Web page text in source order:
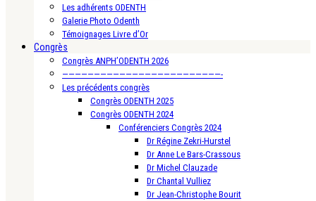
Les adhérents ODENTH
Galerie Photo Odenth
Témoignages Livre d’Or
Congrès
Congrès ANPH’ODENTH 2026
—————————————————————————-
Les précédents congrès
Congrès ODENTH 2025
Congrès ODENTH 2024
Conférenciers Congrès 2024
Dr Régine Zekri-Hurstel
Dr Anne Le Bars-Crassous
Dr Michel Clauzade
Dr Chantal Vulliez
Dr Jean-Christophe Bourit